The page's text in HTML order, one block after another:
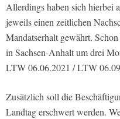
Allerdings haben sich hierbei
jeweils einen zeitlichen
Mandatserhalt gewährt.
in Sachsen-Anhalt um drei
LTW 06.06.2021 / LTW
Zusätzlich soll die
Landtag erschwert werden.